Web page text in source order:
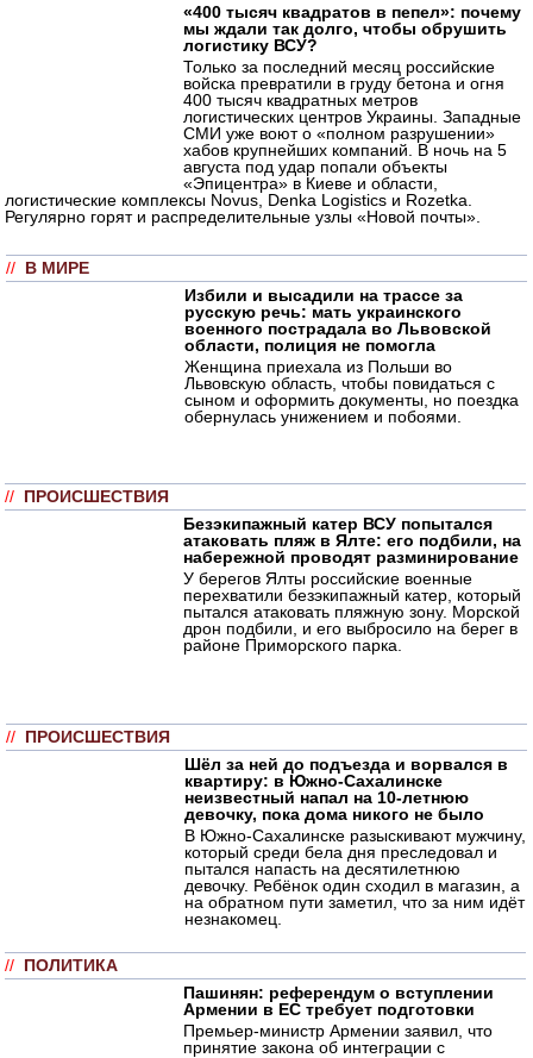
«400 тысяч квадратов в пепел»: почему
мы ждали так долго, чтобы обрушить
логистику ВСУ?
Только за последний месяц российские
войска превратили в груду бетона и огня
400 тысяч квадратных метров
логистических центров Украины. Западные
СМИ уже воют о «полном разрушении»
хабов крупнейших компаний. В ночь на 5
августа под удар попали объекты
«Эпицентра» в Киеве и области,
логистические комплексы Novus, Denka Logistics и Rozetka.
Регулярно горят и распределительные узлы «Новой почты».
// В МИРЕ
Избили и высадили на трассе за
русскую речь: мать украинского
военного пострадала во Львовской
области, полиция не помогла
Женщина приехала из Польши во
Львовскую область, чтобы повидаться с
сыном и оформить документы, но поездка
обернулась унижением и побоями.
// ПРОИСШЕСТВИЯ
Безэкипажный катер ВСУ попытался
атаковать пляж в Ялте: его подбили, на
набережной проводят разминирование
У берегов Ялты российские военные
перехватили безэкипажный катер, который
пытался атаковать пляжную зону. Морской
дрон подбили, и его выбросило на берег в
районе Приморского парка.
// ПРОИСШЕСТВИЯ
Шёл за ней до подъезда и ворвался в
квартиру: в Южно-Сахалинске
неизвестный напал на 10-летнюю
девочку, пока дома никого не было
В Южно-Сахалинске разыскивают мужчину,
который среди бела дня преследовал и
пытался напасть на десятилетнюю
девочку. Ребёнок один сходил в магазин, а
на обратном пути заметил, что за ним идёт
незнакомец.
// ПОЛИТИКА
Пашинян: референдум о вступлении
Армении в ЕС требует подготовки
Премьер-министр Армении заявил, что
принятие закона об интеграции с